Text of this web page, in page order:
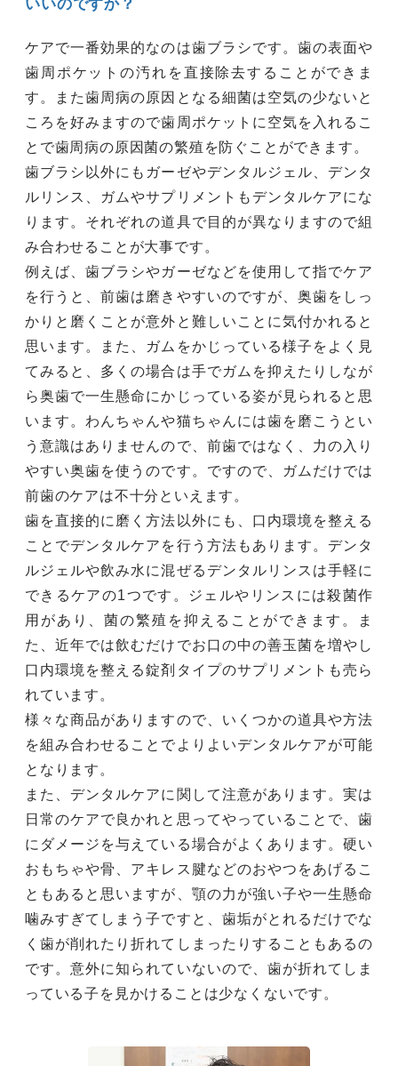
いいのですか？
ケアで一番効果的なのは歯ブラシです。歯の表面や
歯周ポケットの汚れを直接除去することができま
す。また歯周病の原因となる細菌は空気の少ないと
ころを好みますので歯周ポケットに空気を入れるこ
とで歯周病の原因菌の繁殖を防ぐことができます。
歯ブラシ以外にもガーゼやデンタルジェル、デンタ
ルリンス、ガムやサプリメントもデンタルケアにな
ります。それぞれの道具で目的が異なりますので組
み合わせることが大事です。
例えば、歯ブラシやガーゼなどを使用して指でケア
を行うと、前歯は磨きやすいのですが、奥歯をしっ
かりと磨くことが意外と難しいことに気付かれると
思います。また、ガムをかじっている様子をよく見
てみると、多くの場合は手でガムを抑えたりしなが
ら奥歯で一生懸命にかじっている姿が見られると思
います。わんちゃんや猫ちゃんには歯を磨こうとい
う意識はありませんので、前歯ではなく、力の入り
やすい奥歯を使うのです。ですので、ガムだけでは
前歯のケアは不十分といえます。
歯を直接的に磨く方法以外にも、口内環境を整える
ことでデンタルケアを行う方法もあります。デンタ
ルジェルや飲み水に混ぜるデンタルリンスは手軽に
できるケアの1つです。ジェルやリンスには殺菌作
用があり、菌の繁殖を抑えることができます。ま
た、近年では飲むだけでお口の中の善玉菌を増やし
口内環境を整える錠剤タイプのサプリメントも売ら
れています。
様々な商品がありますので、いくつかの道具や方法
を組み合わせることでよりよいデンタルケアが可能
となります。
また、デンタルケアに関して注意があります。実は
日常のケアで良かれと思ってやっていることで、歯
にダメージを与えている場合がよくあります。硬い
おもちゃや骨、アキレス腱などのおやつをあげるこ
ともあると思いますが、顎の力が強い子や一生懸命
噛みすぎてしまう子ですと、歯垢がとれるだけでな
く歯が削れたり折れてしまったりすることもあるの
です。意外に知られていないので、歯が折れてしま
っている子を見かけることは少なくないです。